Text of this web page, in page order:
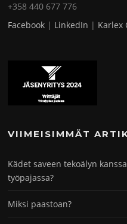
+358 440 677 776
Facebook | LinkedIn | Karlex
VIIMEISIMMÄT
Kädet saveen tekoälyn
työpajassa?
Miksi paastoan?